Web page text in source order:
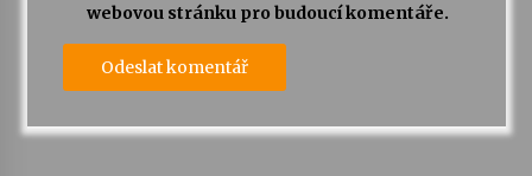
webovou stránku pro budoucí komentáře.